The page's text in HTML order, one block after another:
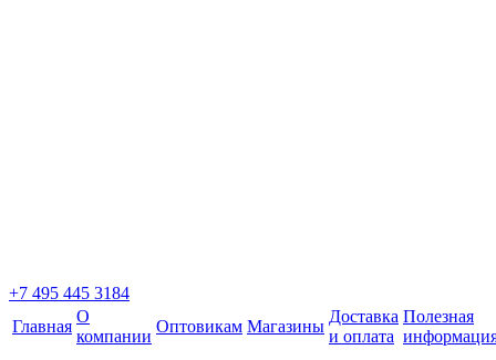
+7 495 445 3184
Главная
О
компании
Оптовикам Магазины
Доставка
и оплата
Полезная